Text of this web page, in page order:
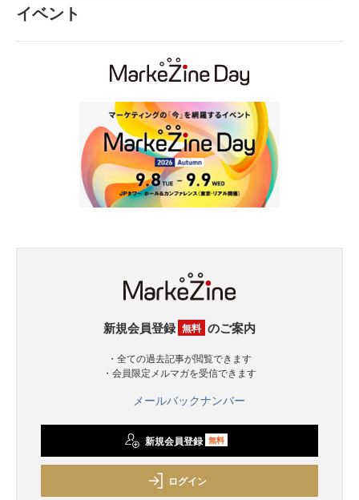
イベント
新規会員登録 無料 のご案内
・全ての過去記事が閲覧できます
・会員限定メルマガを受信できます
メールバックナンバー
新規会員登録 無料
ログイン